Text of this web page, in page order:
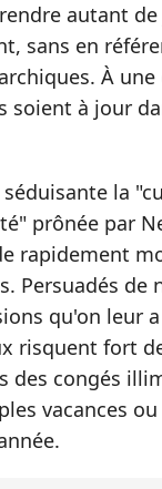
autant
sans en
À
soient à jour
la
prônée par
rapidement
Persuadés de
qu'on leur
risquent fort
des congés
vacances